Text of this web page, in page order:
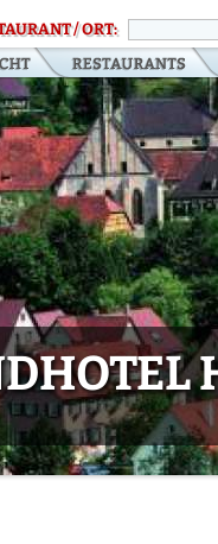
/ ORT: